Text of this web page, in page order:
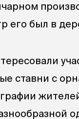
его был в
ставни с